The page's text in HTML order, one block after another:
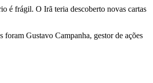
é frágil. O Irã teria descoberto novas cartas
Gustavo Campanha, gestor de ações